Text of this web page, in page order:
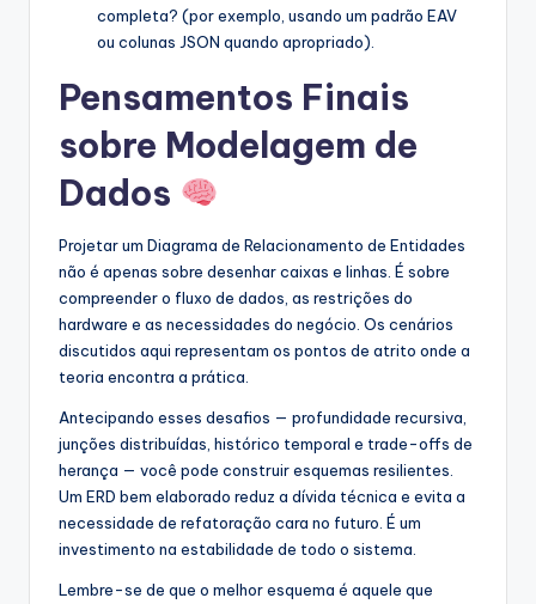
completa? (por exemplo, usando um padrão EAV
ou colunas JSON quando apropriado).
Pensamentos Finais
sobre Modelagem de
Dados
Projetar um Diagrama de Relacionamento de Entidades
não é apenas sobre desenhar caixas e linhas. É sobre
compreender o fluxo de dados, as restrições do
hardware e as necessidades do negócio. Os cenários
discutidos aqui representam os pontos de atrito onde a
teoria encontra a prática.
Antecipando esses desafios — profundidade recursiva,
junções distribuídas, histórico temporal e trade-offs de
herança — você pode construir esquemas resilientes.
Um ERD bem elaborado reduz a dívida técnica e evita a
necessidade de refatoração cara no futuro. É um
investimento na estabilidade de todo o sistema.
Lembre-se de que o melhor esquema é aquele que